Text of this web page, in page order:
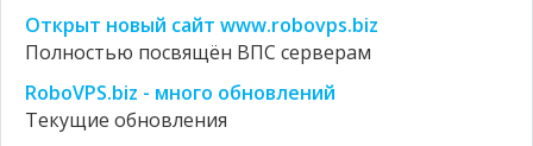
Открыт новый сайт www.robovps.biz
Полностью посвящён ВПС серверам
RoboVPS.biz - много обновлений
Текущие обновления